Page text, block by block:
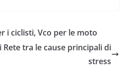
i ciclisti, Vco per le moto
Rete tra le cause principali di
stress